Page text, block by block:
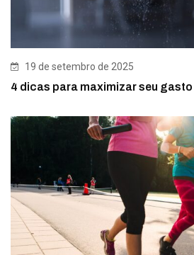
19 de setembro de 2025
4 dicas para maximizar seu